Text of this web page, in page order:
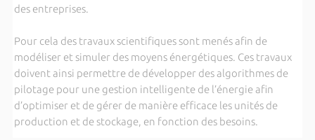
des entreprises.
Pour cela des travaux scientifiques sont menés afin de
modéliser et simuler des moyens énergétiques. Ces travaux
doivent ainsi permettre de développer des algorithmes de
pilotage pour une gestion intelligente de l’énergie afin
d’optimiser et de gérer de manière efficace les unités de
production et de stockage, en fonction des besoins.